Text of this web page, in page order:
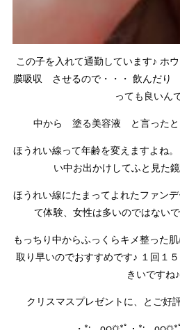
この子を入れて通勤しています♪
膜吸収 させるので・・・ 飲んだ
っても良いん
中から 塗る美容液 と言ったと
ほうれい線って年齢を変えますよね
い中お出かけしてふと見た
ほうれい線にたまってよれたファン
て体験、女性は多いのではない
もっちり中からふっくらキメ整った
取り早いのでおすすめです♪ １回１
きいですね
クリスマスプレゼントに、とご好